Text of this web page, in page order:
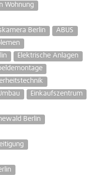
Wohnung
Berlin
ABUS
Elektrische Anlagen
Einkaufszentrum
Berlin